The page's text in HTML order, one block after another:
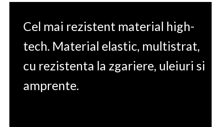
Cel mai rezistent material high-
tech. Material elastic, multistrat,
cu rezistenta la zgariere, uleiuri si
amprente.